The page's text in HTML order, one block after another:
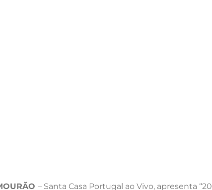
– Santa Casa Portugal ao Vivo, apresenta “20